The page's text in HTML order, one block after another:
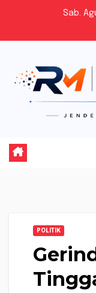
content
Sab.
POLITIK